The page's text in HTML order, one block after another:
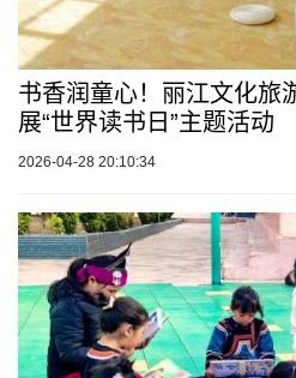
书香润童心！丽江文化旅
展“世界读书日”主题活动
2026-04-28 20:10:34